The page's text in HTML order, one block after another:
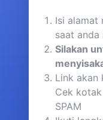
Isi alamat
saat anda
Silakan
Link akan
Cek
SPAM